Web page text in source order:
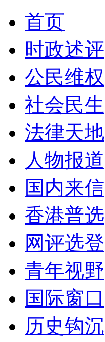
首页
时政述评
公民维权
社会民生
法律天地
人物报道
国内来信
香港普选
网评选登
青年视野
国际窗口
历史钩沉